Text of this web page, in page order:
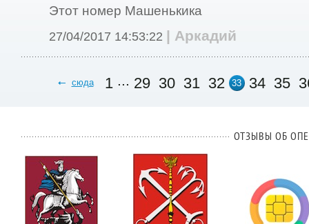
Этот номер Машенькика
27/04/2017 14:53:22 | Аркадий
сюда 1 ... 29 30 31 32 33 34 35
ОТЗЫВЫ ОБ